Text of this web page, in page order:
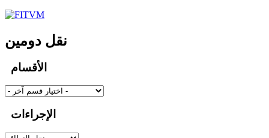
نقل دومين
الأقسام
الإجراءات